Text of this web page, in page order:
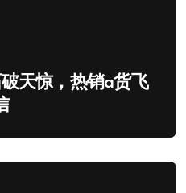
天惊，热销a货飞